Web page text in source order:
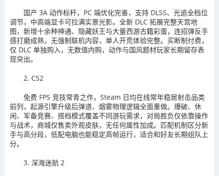
国产 3A 动作标杆，PC 端优化完善，支持 DLSS、光追全档位
调节，中高端显卡可拉满实景光影。全新 DLC 拓展完整天宫地
图，新增十余种神通、隐藏妖王与大量西游古籍彩蛋，连招弹反手
感打磨成熟，无强制联机内容，单人开荒体验完整。买断制付费，
仅 DLC 单独购入，无数值内购，动作与国风题材玩家长期留存表
现突出。
2. CS2
免费 FPS 竞技常青之作，Steam 日均在线常年稳居射击品类
前列，起源引擎升级后弹道、烟雾物理逻辑全面重做。爆破、休
闲、军备竞赛、搭档模式覆盖不同游玩需求，对局胜负仅依靠操作
与战术，商城仅售卖外观皮肤，无任何属性加成。匹配机制区分新
手与高分段，低配电脑也能稳定高帧运行，适合和好友长期组队上
分。
3. 深海迷航 2